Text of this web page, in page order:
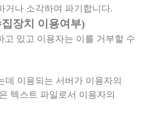
거나 소각하여 파기합니다.
장치 이용여부)
고 있고 이용자는 이를 거부할 수
데 이용되는 서버가 이용자의
텍스트 파일로서 이용자의